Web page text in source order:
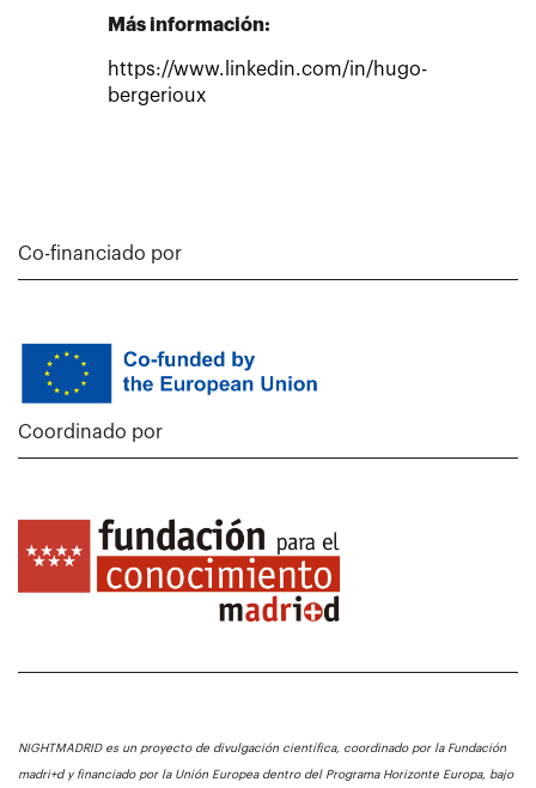
Más información:
https://www.linkedin.com/in/hugo-
bergerioux
Co-financiado por
Coordinado por
NIGHTMADRID es un proyecto de divulgación científica, coordinado por la Fundación
madri+d y financiado por la Unión Europea dentro del Programa Horizonte Europa, bajo